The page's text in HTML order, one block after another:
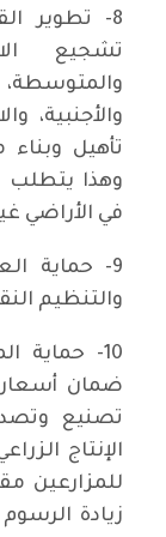
8- تطوير
تشجيع
والأجنبية،
تأهيل
وهذا يتطلب
في الأراضي
9- حماية
والتنظيم
10- حماية
ضمان أسعار
تصنيع
الإنتاج
للمزارعين
زيادة